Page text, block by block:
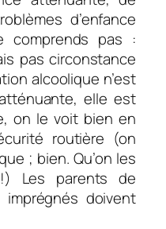
d’enfance
comprends pas :
pas circonstance
alcoolique n’est
elle est
on le voit bien en
routière (on
; bien. Qu’on les
Les parents de
doivent